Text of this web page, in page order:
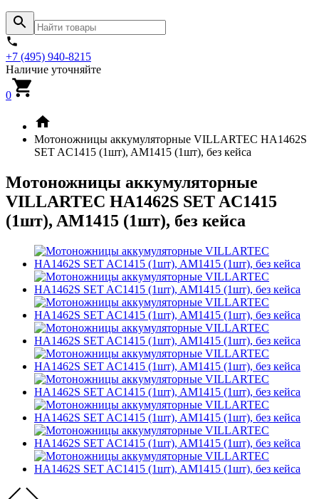
+7 (495) 940-8215
Наличие уточняйте
0
Мотоножницы аккумуляторные VILLARTEC HA1462S
SET AC1415 (1шт), AM1415 (1шт), без кейса
Мотоножницы аккумуляторные
VILLARTEC HA1462S SET AC1415
(1шт), AM1415 (1шт), без кейса